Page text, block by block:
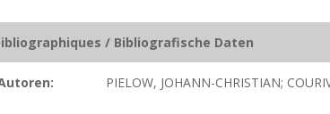
/ Bibliografische Daten
PIELOW, JOHANN-CHRISTIAN;